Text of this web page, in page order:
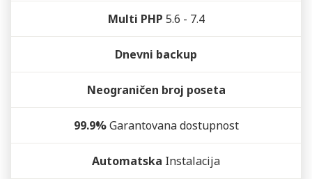
Multi PHP 5.6 - 7.4
Dnevni backup
Neograničen broj poseta
99.9%Garantovana dostupnost
Automatska Instalacija